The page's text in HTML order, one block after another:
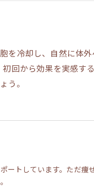
を冷却し、自然に体
回から効果を実感す
う。
ートしています。ただ痩